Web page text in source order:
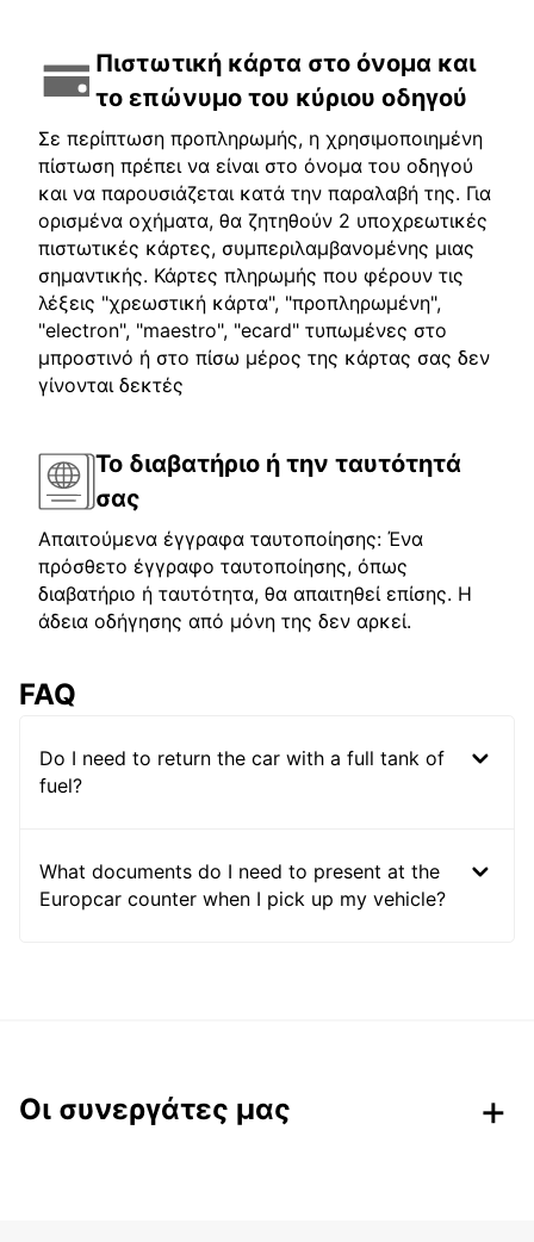
Πιστωτική κάρτα στο όνομα και
το επώνυμο του κύριου οδηγού
Σε περίπτωση προπληρωμής, η χρησιμοποιημένη
πίστωση πρέπει να είναι στο όνομα του οδηγού
και να παρουσιάζεται κατά την παραλαβή της. Για
ορισμένα οχήματα, θα ζητηθούν 2 υποχρεωτικές
πιστωτικές κάρτες, συμπεριλαμβανομένης μιας
σημαντικής. Κάρτες πληρωμής που φέρουν τις
λέξεις "χρεωστική κάρτα", "προπληρωμένη",
"electron", "maestro", "ecard" τυπωμένες στο
μπροστινό ή στο πίσω μέρος της κάρτας σας δεν
γίνονται δεκτές
Το διαβατήριο ή την ταυτότητά
σας
Απαιτούμενα έγγραφα ταυτοποίησης: Ένα
πρόσθετο έγγραφο ταυτοποίησης, όπως
διαβατήριο ή ταυτότητα, θα απαιτηθεί επίσης. Η
άδεια οδήγησης από μόνη της δεν αρκεί.
FAQ
Do I need to return the car with a full tank of
fuel?
What documents do I need to present at the
Europcar counter when I pick up my vehicle?
Οι συνεργάτες μας